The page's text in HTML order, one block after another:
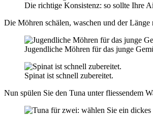
Die richtige Konsistenz: so sollte Ihre
Die Möhren schälen, waschen und der
Jugendliche Möhren für das junge
Spinat ist schnell zubereitet.
Nun spülen Sie den Tuna unter fliessendem